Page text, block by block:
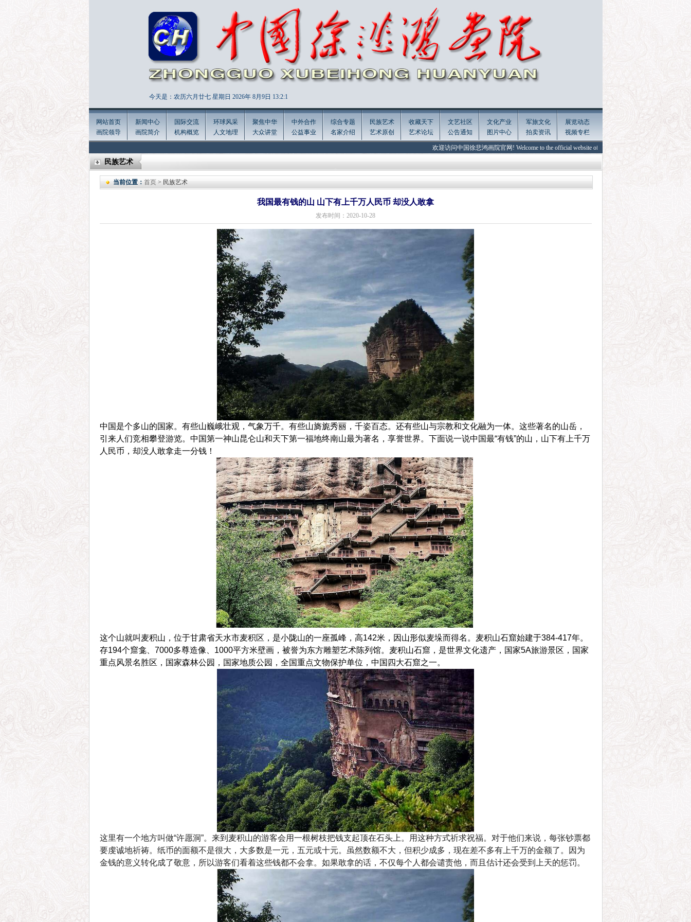
今天是：农历六月廿七 星期日 2026年 8月9日 13:2:2
网站首页
画院领导
新闻中心
画院简介
国际交流
机构概览
环球风采
人文地理
聚焦中华
大众讲堂
中外合作
公益事业
综合专题
名家介绍
民族艺术
艺术原创
收藏天下
艺术论坛
文艺社区
公告通知
文化产业
图片中心
军旅文化
拍卖资讯
展览动态
视频专栏
欢迎访问中国徐悲鸿画院官网! Welcome to the official website of Xu Beihong Painting Academy of China!
民族艺术
当前位置： 首页> 民族艺术
我国最有钱的山 山下有上千万人民币 却没人敢拿
发布时间：2020-10-28
中国是个多山的国家。有些山巍峨壮观，气象万千。有些山旖旎秀丽，千姿百态。还有些山与宗教和文化融为一体。这些著名的山岳，
引来人们竞相攀登游览。中国第一神山昆仑山和天下第一福地终南山最为著名，享誉世界。下面说一说中国最“有钱”的山，山下有上千万
人民币，却没人敢拿走一分钱！
这个山就叫麦积山，位于甘肃省天水市麦积区，是小陇山的一座孤峰，高142米，因山形似麦垛而得名。麦积山石窟始建于384-417年。
存194个窟龛、7000多尊造像、1000平方米壁画，被誉为东方雕塑艺术陈列馆。麦积山石窟，是世界文化遗产，国家5A旅游景区，国家
重点风景名胜区，国家森林公园，国家地质公园，全国重点文物保护单位，中国四大石窟之一。
这里有一个地方叫做“许愿洞”。来到麦积山的游客会用一根树枝把钱支起顶在石头上。用这种方式祈求祝福。对于他们来说，每张钞票都
要虔诚地祈祷。纸币的面额不是很大，大多数是一元，五元或十元。虽然数额不大，但积少成多，现在差不多有上千万的金额了。因为
金钱的意义转化成了敬意，所以游客们看着这些钱都不会拿。如果敢拿的话，不仅每个人都会谴责他，而且估计还会受到上天的惩罚。